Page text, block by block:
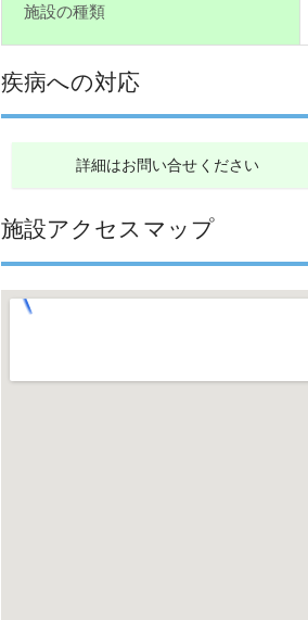
施設の種類
疾病への対応
詳細はお問い合せください
施設アクセスマップ